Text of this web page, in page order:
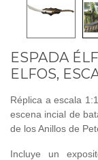
ESPADA
ELFOS,
Réplica a escala
escena incial de
de los Anillos de
Incluye un